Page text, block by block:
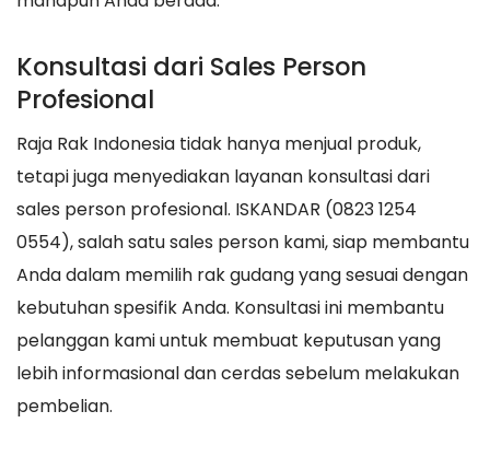
Konsultasi dari Sales Person
Profesional
Raja Rak Indonesia tidak hanya menjual produk,
tetapi juga menyediakan layanan konsultasi dari
sales person profesional. ISKANDAR (0823 1254
0554), salah satu sales person kami, siap membantu
Anda dalam memilih rak gudang yang sesuai dengan
kebutuhan spesifik Anda. Konsultasi ini membantu
pelanggan kami untuk membuat keputusan yang
lebih informasional dan cerdas sebelum melakukan
pembelian.